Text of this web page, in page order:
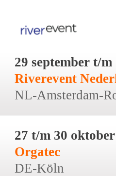
29 september t/
Riverevent
NL-Amsterdam-
27 t/m 30 oktober
Orgatec
DE-Köln